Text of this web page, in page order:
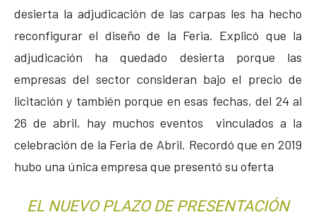
desierta la adjudicación de las carpas les ha hecho
reconfigurar el diseño de la Feria. Explicó que la
adjudicación ha quedado desierta porque las
empresas del sector consideran bajo el precio de
licitación y también porque en esas fechas, del 24 al
26 de abril, hay muchos eventos vinculados a la
celebración de la Feria de Abril. Recordó que en 2019
hubo una única empresa que presentó su oferta
EL NUEVO PLAZO DE PRESENTACIÓN